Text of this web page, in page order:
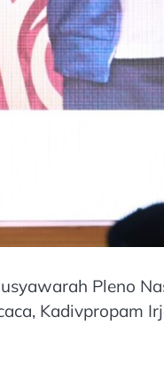
Pleno
Kadivpropam